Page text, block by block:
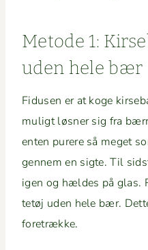
Metode 1:
uden hele bær
Fidusen er at koge
muligt løs­ner sig fra
enten purere så meget
gen­nem en sigte. Til
igen og hældes på
tetøj uden hele bær.
foretrække.